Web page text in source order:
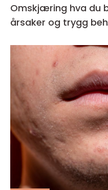
Omskjæring hva du bør vite om inngrepet,
årsaker og trygg